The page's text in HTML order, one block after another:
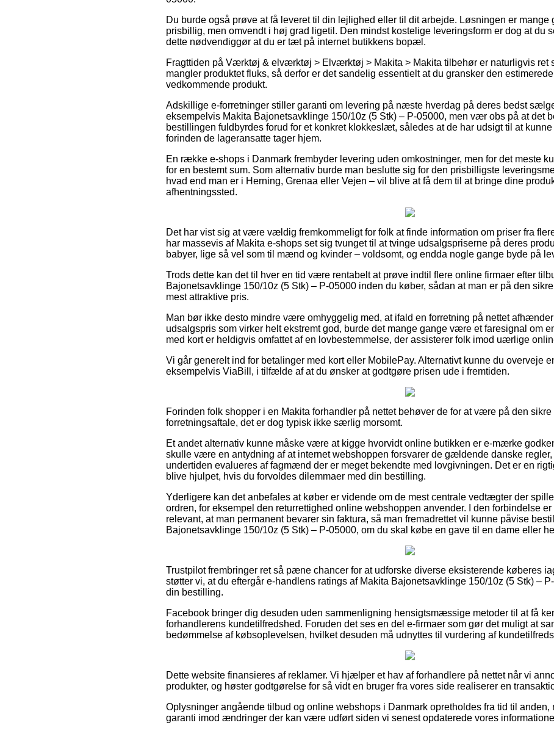
Du burde også prøve at få leveret til din lejlighed eller til dit arbejde. Løsningen er mange
prisbillig, men omvendt i høj grad ligetil. Den mindst kostelige leveringsform er dog at du
dette nødvendiggør at du er tæt på internet butikkens bopæl.
Fragttiden på Værktøj & elværktøj > Elværktøj > Makita > Makita tilbehør er naturligvis ret
mangler produktet fluks, så derfor er det sandelig essentielt at du gransker den
vedkommende produkt.
Adskillige e-forretninger stiller garanti om levering på næste hverdag på deres bedst
eksempelvis Makita Bajonetsavklinge 150/10z (5 Stk) – P-05000, men vær obs på at det
bestillingen fuldbyrdes forud for et konkret klokkeslæt, således at de har udsigt til at
forinden de lageransatte tager hjem.
En række e-shops i Danmark frembyder levering uden omkostninger, men for det meste
for en bestemt sum. Som alternativ burde man beslutte sig for den prisbilligste
hvad end man er i Herning, Grenaa eller Vejen – vil blive at få dem til at bringe dine
afhentningssted.
Det har vist sig at være vældig fremkommeligt for folk at finde information om priser fra
har massevis af Makita e-shops set sig tvunget til at tvinge udsalgspriserne på deres
babyer, lige så vel som til mænd og kvinder – voldsomt, og endda nogle gange byde på
Trods dette kan det til hver en tid være rentabelt at prøve indtil flere online firmaer efter
Bajonetsavklinge 150/10z (5 Stk) – P-05000 inden du køber, sådan at man er på den
mest attraktive pris.
Man bør ikke desto mindre være omhyggelig med, at ifald en forretning på nettet
udsalgspris som virker helt ekstremt god, burde det mange gange være et faresignal om
med kort er heldigvis omfattet af en lovbestemmelse, der assisterer folk imod uærlige
Vi går generelt ind for betalinger med kort eller MobilePay. Alternativt kunne du overveje
eksempelvis ViaBill, i tilfælde af at du ønsker at godtgøre prisen ude i fremtiden.
Forinden folk shopper i en Makita forhandler på nettet behøver de for at være på den
forretningsaftale, det er dog typisk ikke særlig morsomt.
Et andet alternativ kunne måske være at kigge hvorvidt online butikken er e-mærke
skulle være en antydning af at internet webshoppen forsvarer de gældende danske regler,
undertiden evalueres af fagmænd der er meget bekendte med lovgivningen. Det er en
blive hjulpet, hvis du forvoldes dilemmaer med din bestilling.
Yderligere kan det anbefales at køber er vidende om de mest centrale vedtægter der
ordren, for eksempel den returrettighed online webshoppen anvender. I den forbindelse
relevant, at man permanent bevarer sin faktura, så man fremadrettet vil kunne påvise
Bajonetsavklinge 150/10z (5 Stk) – P-05000, om du skal købe en gave til en dame eller
Trustpilot frembringer ret så pæne chancer for at udforske diverse eksisterende køberes
støtter vi, at du eftergår e-handlens ratings af Makita Bajonetsavklinge 150/10z (5 Stk) –
din bestilling.
Facebook bringer dig desuden uden sammenligning hensigtsmæssige metoder til at få
forhandlerens kundetilfredshed. Foruden det ses en del e-firmaer som gør det muligt at
bedømmelse af købsoplevelsen, hvilket desuden må udnyttes til vurdering af
Dette website finansieres af reklamer. Vi hjælper et hav af forhandlere på nettet når vi
produkter, og høster godtgørelse for så vidt en bruger fra vores side realiserer en
Oplysninger angående tilbud og online webshops i Danmark opretholdes fra tid til anden,
garanti imod ændringer der kan være udført siden vi senest opdaterede vores